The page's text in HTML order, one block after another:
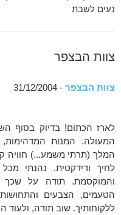
נעים לשבת
צוות הבצפר
צוות הבצפר - 31/12/2004
לארז הכתום! בדיוק בסוף
המעולה. המנות המדהימות,
המלך (תרתי משמע...) חוויה
לחיך ודידקטית. נהנתי
והמוקסמת. תודה על
הטעמים, הצבעים
ללקוחותיך. שוב תודה, ולעוד